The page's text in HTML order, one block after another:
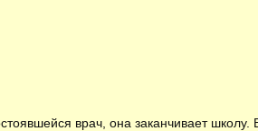
врач, она заканчивает